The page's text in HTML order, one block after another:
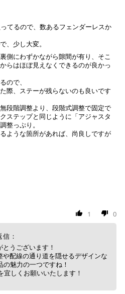
せ致しますので、指定の口座に
品を手配させて頂きます。
より7日以内とさせて頂いてお
た場合はご注文をキャンセルさ
ださい。
てるので、数あるフェンダーレスか
、少し大変。
側にわずかながら隙間が有り、そこ
らはほぼ見えなくできるのが良かっ
ので、
際、ステーが残らないのも良いです
段階調整より、段階式調整で固定で
ステップと同じように「アジャスタ
整っぷり。
ような箇所があれば、尚良しですが
1 0
信：
うございます！
配線の通り道を隠せるデザインな
魅力の一つですね！
しくお願いいたします！